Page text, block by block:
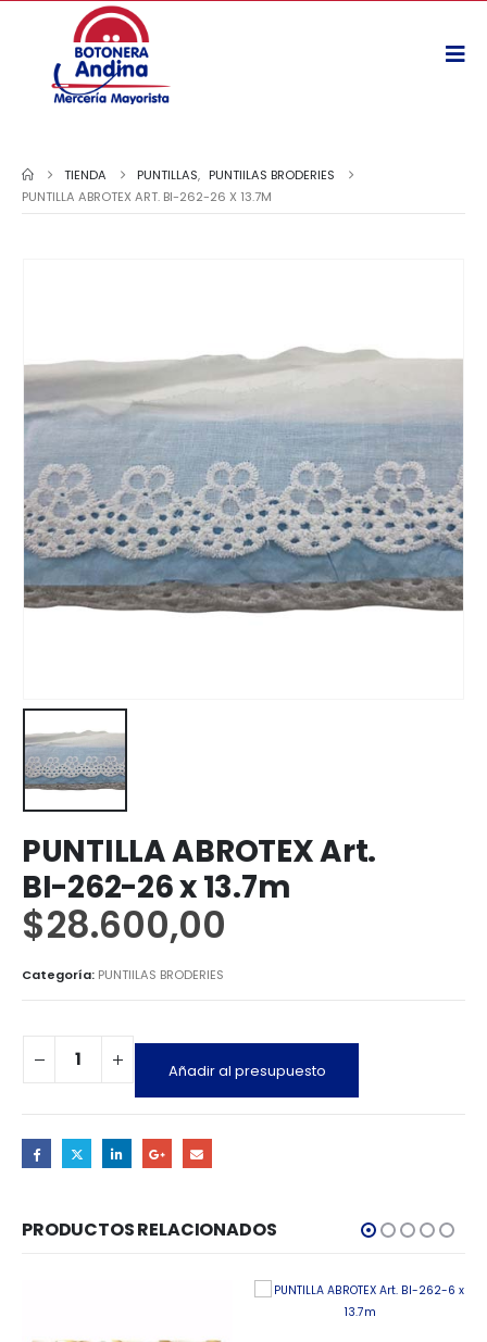
TIENDA PUNTILLAS, PUNTIILAS BRODERIES
PUNTILLA ABROTEX ART. BI-262-26 X 13.7M
PUNTILLA ABROTEX Art.
BI-262-26 x 13.7m
$28.600,00
Categoría: PUNTIILAS BRODERIES
Añadir al presupuesto
PRODUCTOS RELACIONADOS